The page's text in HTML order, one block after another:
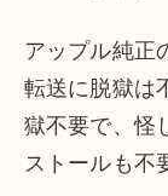
アップル純正
転送に脱獄は
獄不要で、怪
ストールも不